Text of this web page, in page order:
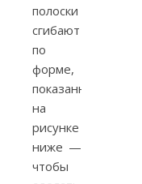
полоски
сгибают
по
форме,
показанной
на
рисунке
ниже —
чтобы